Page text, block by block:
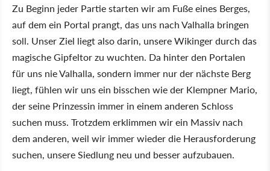
Zu Beginn jeder Partie starten wir am Fuße eines Berges,
auf dem ein Portal prangt, das uns nach Valhalla bringen
soll. Unser Ziel liegt also darin, unsere Wikinger durch das
magische Gipfeltor zu wuchten. Da hinter den Portalen
für uns nie Valhalla, sondern immer nur der nächste Berg
liegt, fühlen wir uns ein bisschen wie der Klempner Mario,
der seine Prinzessin immer in einem anderen Schloss
suchen muss. Trotzdem erklimmen wir ein Massiv nach
dem anderen, weil wir immer wieder die Herausforderung
suchen, unsere Siedlung neu und besser aufzubauen.